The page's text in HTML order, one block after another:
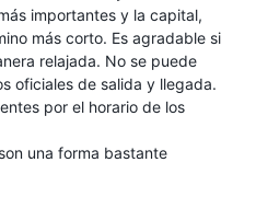
importantes y la capital,
más corto. Es agradable si
relajada. No se puede
oficiales de salida y llegada.
por el horario de los
una forma bastante